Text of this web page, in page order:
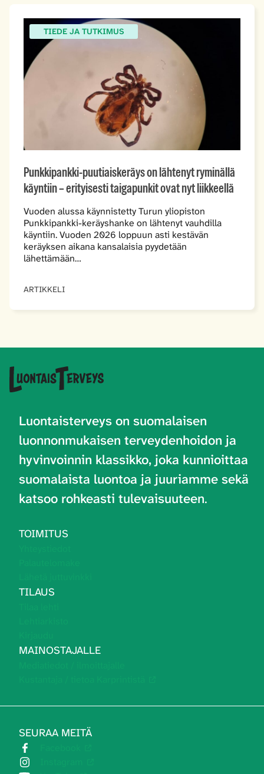
TIEDE JA TUTKIMUS
Punkkipankki-puutiaiskeräys on lähtenyt ryminällä
käyntiin – erityisesti taigapunkit ovat nyt liikkeellä
Vuoden alussa käynnistetty Turun yliopiston
Punkkipankki-keräyshanke on lähtenyt vauhdilla
käyntiin. Vuoden 2026 loppuun asti kestävän
keräyksen aikana kansalaisia pyydetään
lähettämään…
ARTIKKELI
Luontaisterveys on suomalaisen
luonnonmukaisen terveydenhoidon ja
hyvinvoinnin klassikko, joka kunnioittaa
suomalaista luontoa ja juuriamme sekä
katsoo rohkeasti tulevaisuuteen.
TOIMITUS
TILAUS
MAINOSTAJALLE
SEURAA MEITÄ